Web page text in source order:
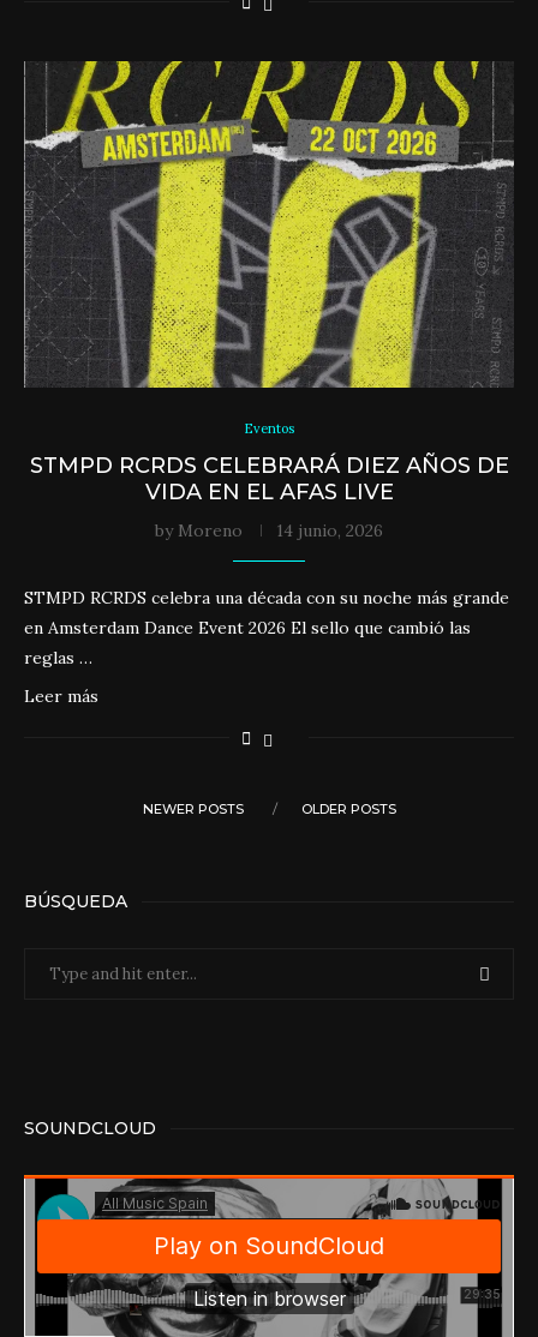
Eventos
STMPD RCRDS CELEBRARÁ DIEZ AÑOS DE
VIDA EN EL AFAS LIVE
by Moreno 14 junio, 2026
STMPD RCRDS celebra una década con su noche más grande
en Amsterdam Dance Event 2026 El sello que cambió las
reglas …
Leer más
NEWER POSTS OLDER POSTS
BÚSQUEDA
SOUNDCLOUD